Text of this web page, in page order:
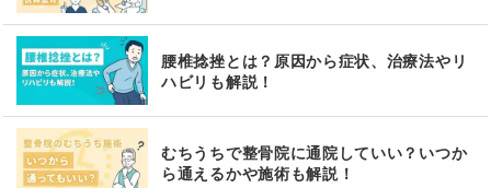
腰椎捻挫とは？原因から症状、治療法やリ
ハビリも解説！
むちうちで整骨院に通院していい？いつか
ら通えるかや施術も解説！